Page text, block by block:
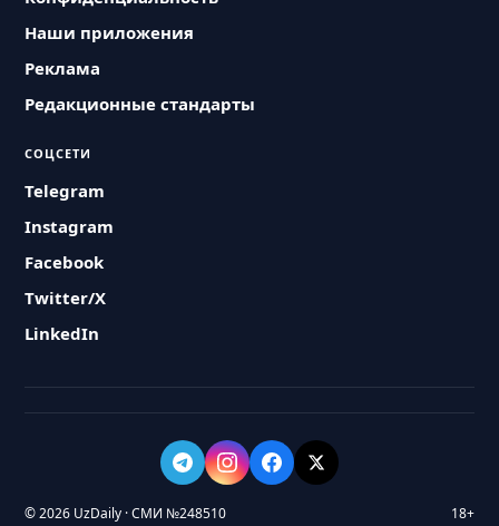
Наши приложения
Реклама
Редакционные стандарты
СОЦСЕТИ
Telegram
Instagram
Facebook
Twitter/X
LinkedIn
© 2026 UzDaily · СМИ №248510 18+